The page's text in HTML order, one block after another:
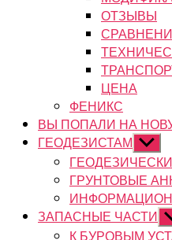
ОТЗЫВЫ
ЦЕНА
ФЕНИКС
ВЫ ПОПАЛИ НА
ГЕОДЕЗИСТАМ
ГРУНТОВЫЕ
ЗАПАСНЫЕ ЧАСТИ
К БУРОВЫМ